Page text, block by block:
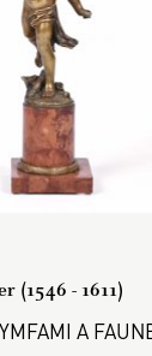
(1546 - 1611)
A